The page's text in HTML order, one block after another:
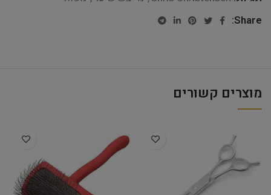
Share:
מוצרים קשורים